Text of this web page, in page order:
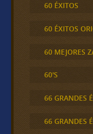
60 ÉXITOS
60 ÉXITOS
60 MEJORES
60'S
66 GRANDES
66 GRANDES